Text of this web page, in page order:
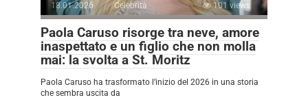
18.01.2026 Celebrità 101 views
Paola Caruso risorge tra neve, amore
inaspettato e un figlio che non molla
mai: la svolta a St. Moritz
Paola Caruso ha trasformato l’inizio del 2026 in una storia
che sembra uscita da